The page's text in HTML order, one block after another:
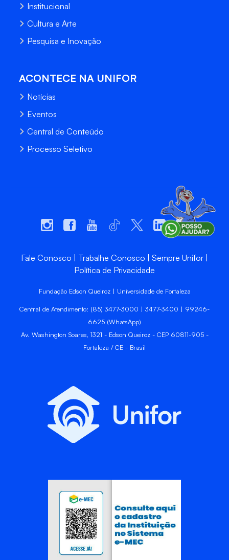
Institucional
Cultura e Arte
Pesquisa e Inovação
ACONTECE NA UNIFOR
Notícias
Eventos
Central de Conteúdo
Processo Seletivo
Fale Conosco Trabalhe Conosco
Sempre Unifor
Política de Privacidade
Fundação Edson Queiroz | Universidade de Fortaleza
Central de Atendimento: (85) 3477-3000 | 3477-3400 | 99246-
6625 (WhatsApp)
Av. Washington Soares, 1321 - Edson Queiroz - CEP 60811-905 -
Fortaleza / CE - Brasil